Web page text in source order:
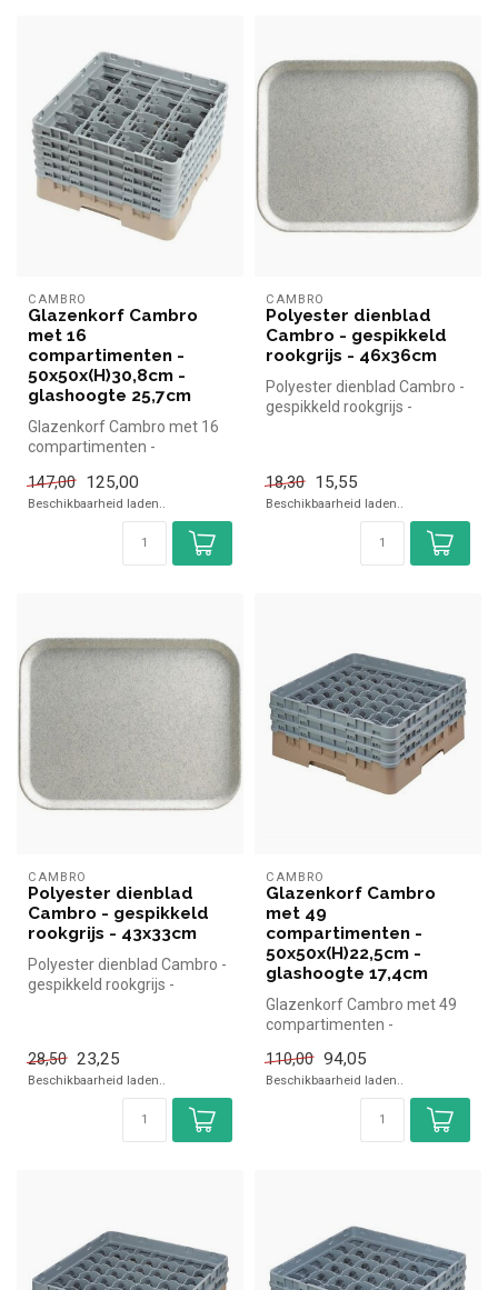
CAMBRO
Glazenkorf Cambro
met 16
compartimenten -
50x50x(H)30,8cm -
glashoogte 25,7cm
Glazenkorf Cambro met 16
compartimenten -
glashoogte 25,7cm Ca...
147,00 125,00
Beschikbaarheid laden..
CAMBRO
Polyester dienblad
Cambro - gespikkeld
rookgrijs - 46x36cm
Polyester dienblad Cambro -
gespikkeld rookgrijs -
18,30
15,55
Beschikbaarheid laden..
CAMBRO
Polyester dienblad
Cambro - gespikkeld
rookgrijs - 43x33cm
Polyester dienblad Cambro -
gespikkeld rookgrijs -
28,50 23,25
Beschikbaarheid laden..
CAMBRO
Glazenkorf Cambro
met 49
compartimenten -
50x50x(H)22,5cm -
glashoogte 17,4cm
Glazenkorf Cambro met 49
compartimenten -
glashoogte 17,4cm Ca...
110,00 94,05
Beschikbaarheid laden..